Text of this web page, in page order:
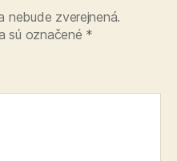
nebude zverejnená.
sú označené *